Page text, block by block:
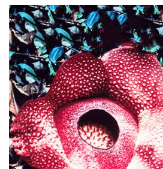
イ
ン
フ
ォ
メ
ー
シ
ョ
ン